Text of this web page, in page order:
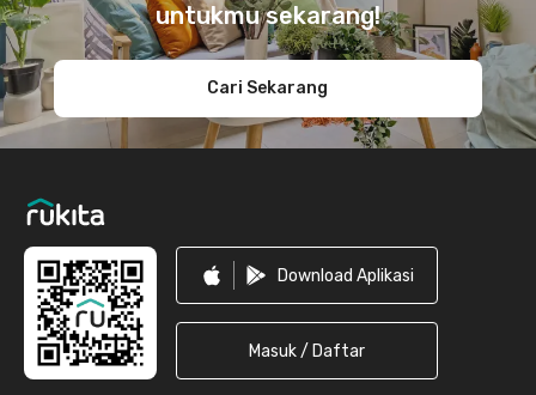
untukmu sekarang!
Cari Sekarang
Download Aplikasi
Masuk / Daftar